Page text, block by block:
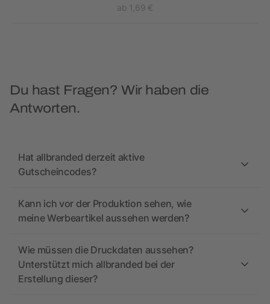
ab 1,69 €
Du hast Fragen? Wir haben die
Antworten.
Hat allbranded derzeit aktive
Gutscheincodes?
Kann ich vor der Produktion sehen, wie
meine Werbeartikel aussehen werden?
Wie müssen die Druckdaten aussehen?
Unterstützt mich allbranded bei der
Erstellung dieser?